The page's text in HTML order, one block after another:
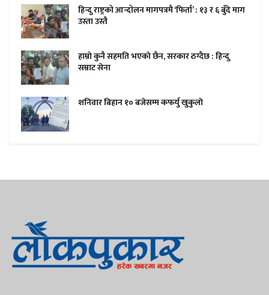
हिन्दु राष्ट्रको आन्दोलन मागपत्रमै ‘फिर्ता’ : १३ र ६ बुँदे माग
उस्ता उस्तै
हाम्राे कुनै सहमति भएकाे छैन, सरकार ठग्दैछ : हिन्दु
सम्राट सेना
शनिवार बिहान १० बजेसम्म कफर्यु खुकुलाे